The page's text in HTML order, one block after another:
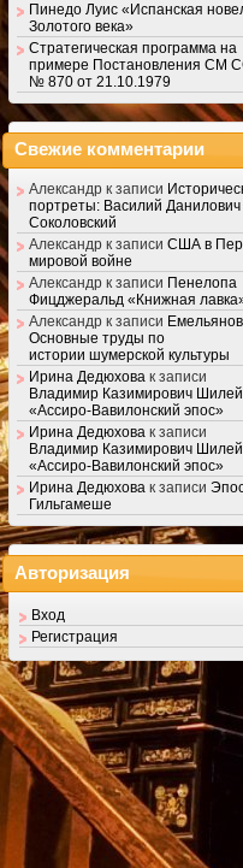
Пинедо Луис «Испанская
Золотого века»
Стратегическая программа на
примере Постановления СМ
№ 870 от 21.10.1979
Свежие комментарии
Александр к записи
портреты: Василий Данилович
Соколовский
Александр к записи США в
мировой войне
Александр к записи Пенелопа
Фицджеральд «Книжная
Александр к записи
Основные труды по
истории шумерской культуры
Ирина Дедюхова к записи
Владимир Казимирович
«Ассиро-Вавилонский эпос»
Ирина Дедюхова к записи
Владимир Казимирович
«Ассиро-Вавилонский эпос»
Ирина Дедюхова к записи
Гильгамеше
Авторизация
Вход
Регистрация